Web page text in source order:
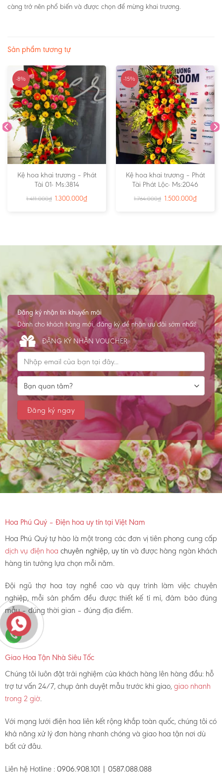
càng trở nên phổ biến và được chọn để mừng khai trương.
Sản phẩm tương tự
-8%
Kệ hoa khai trương – Phát
Tài 01- Ms:3814
1.411.000₫ 1.300.000₫
-15%
Kệ hoa khai trương – Phát
Tài Phát Lộc- Ms:2046
1.764.000₫ 1.500.000₫
Đăng ký nhận tin khuyến mãi
Dành cho khách hàng mới, đăng ký để nhận ưu đãi sớm nhất!
ĐĂNG KÝ NHẬN VOUCHER
Hoa Phú Quý – Điện hoa uy tín tại Việt Nam
Hoa Phú Quý tự hào là một trong các đơn vị tiên phong cung cấp
dịch vụ điện hoachuyên nghiệp, uy tín và được hàng ngàn khách
hàng tin tưởng lựa chọn mỗi năm.
Đội ngũ thợ hoa tay nghề cao và quy trình làm việc chuyên
nghiệp, mỗi sản phẩm đều được thiết kế tỉ mỉ, đảm bảo đúng
mẫu – đúng thời gian – đúng địa điểm.
Giao Hoa Tận Nhà Siêu Tốc
Chúng tôi luôn đặt trải nghiệm của khách hàng lên hàng đầu: hỗ
trợ tư vấn 24/7, chụp ảnh duyệt mẫu trước khi giao,giao nhanh
trong 2 giờ.
Với mạng lưới điện hoa liên kết rộng khắp toàn quốc, chúng tôi có
khả năng xử lý đơn hàng nhanh chóng và giao hoa tận nơi dù
bất cứ đâu.
Liên hệ Hotline : 0906.908.101 | 0587.088.088